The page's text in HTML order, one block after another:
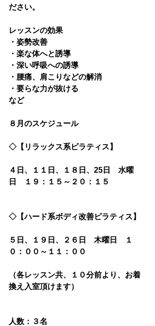
ださい。
レッスンの効果
・姿勢改善
・楽な体へと誘導
・深い呼吸への誘導
・腰痛、肩こりなどの解消
・要らな力が抜ける
など
８月のスケジュール
◇【リラックス系ピラティス】
４日、１１日、１８日、25日　水曜
日　１９：１５～２０：１５
◇【ハード系ボディ改善ピラティス】
５日、１９日、２６日　木曜日　１
０：００～１１：００
（各レッスン共、１０分前より、お着
換え入室頂けます）
人数：３名